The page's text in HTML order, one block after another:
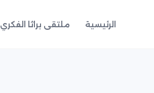
الرئيسية ملتقى براثا الفكري